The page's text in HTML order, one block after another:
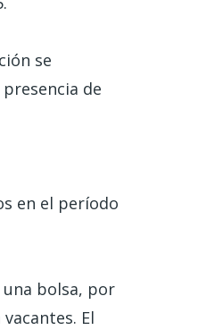
se
de
en el período
bolsa, por
El